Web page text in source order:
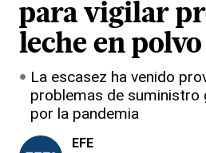
para vigilar
leche en polvo
La escasez ha venido
problemas de suministro
por la pandemia
EFE